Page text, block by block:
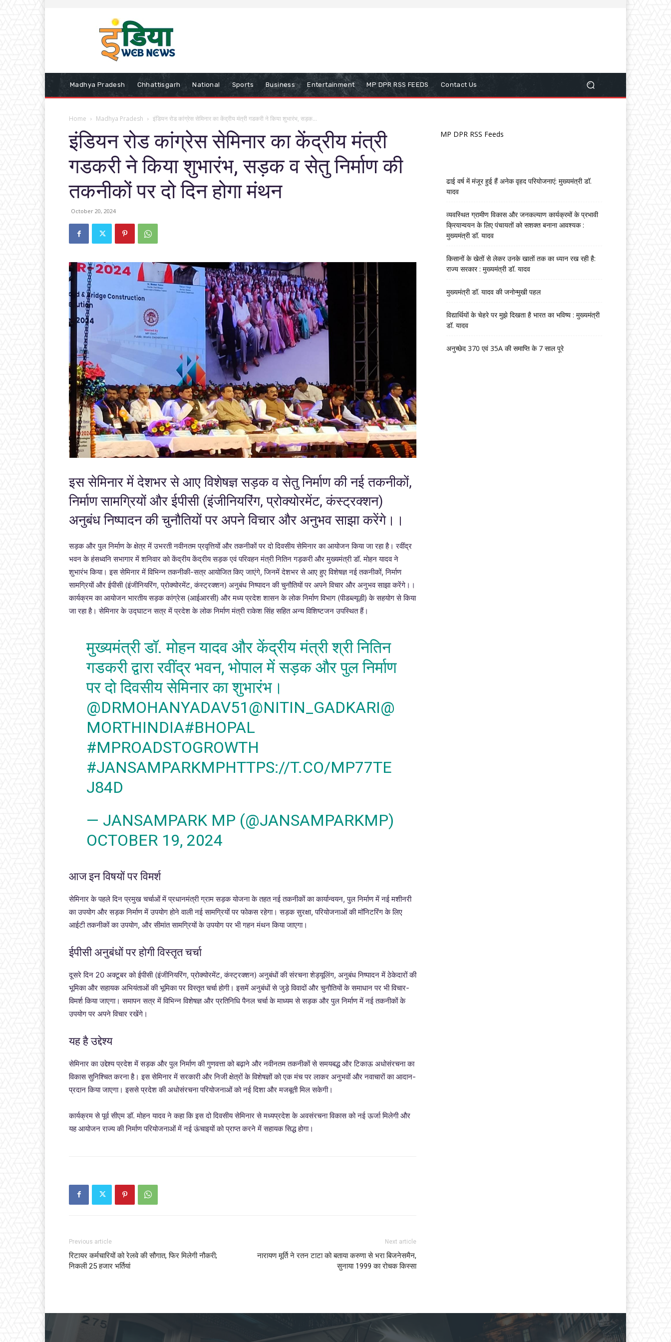
Madhya Pradesh Chhattisgarh National Sports Business Entertainment MP DPR RSS FEEDS Contact Us
Home Madhya Pradesh इंडियन रोड कांग्रेस सेमिनार का केंद्रीय मंत्री गडकरी ने किया शुभारंभ, सड़क...
इंडियन रोड कांग्रेस सेमिनार का केंद्रीय मंत्री
गडकरी ने किया शुभारंभ, सड़क व सेतु निर्माण की
तकनीकों पर दो दिन होगा मंथन
October 20, 2024
इस सेमिनार में देशभर से आए विशेषज्ञ सड़क व सेतु निर्माण की नई तकनीकों,
निर्माण सामग्रियों और ईपीसी (इंजीनियरिंग, प्रोक्योरमेंट, कंस्ट्रक्शन)
अनुबंध निष्पादन की चुनौतियों पर अपने विचार और अनुभव साझा करेंगे।।
सड़क और पुल निर्माण के क्षेत्र में उभरती नवीनतम प्रवृत्तियों और तकनीकों पर दो दिवसीय सेमिनार का आयोजन किया जा रहा है। रवींद्र
भवन के हंसध्वनि सभागार में शनिवार को केंद्रीय केंद्रीय सड़क एवं परिवहन मंत्री नितिन गड़करी और मुख्यमंत्री डॉ. मोहन यादव ने
शुभारंभ किया। इस सेमिनार में विभिन्न तकनीकी-सत्र आयोजित किए जाएंगे, जिनमें देशभर से आए हुए विशेषज्ञ नई तकनीकों, निर्माण
सामग्रियों और ईपीसी (इंजीनियरिंग, प्रोक्योरमेंट, कंस्ट्रक्शन) अनुबंध निष्पादन की चुनौतियों पर अपने विचार और अनुभव साझा करेंगे।।
कार्यक्रम का आयोजन भारतीय सड़क कांग्रेस (आईआरसी) और मध्य प्रदेश शासन के लोक निर्माण विभाग (पीडब्ल्यूडी) के सहयोग से किया
जा रहा है। सेमिनार के उद्घाटन सत्र में प्रदेश के लोक निर्माण मंत्री राकेश सिंह सहित अन्य विशिष्टजन उपस्थित हैं।
मुख्यमंत्री डॉ. मोहन यादव और केंद्रीय मंत्री श्री नितिन
गडकरी द्वारा रवींद्र भवन, भोपाल में सड़क और पुल निर्माण
पर दो दिवसीय सेमिनार का शुभारंभ।
@DRMOHANYADAV51 @NITIN_GADKARI@
MORTHINDIA#BHOPAL
#MPROADSTOGROWTH
#JANSAMPARKMPHTTPS://T.CO/MP77TE
J84D
— JANSAMPARK MP (@JANSAMPARKMP)
OCTOBER 19, 2024
आज इन विषयों पर विमर्श
सेमिनार के पहले दिन प्रमुख चर्चाओं में प्रधानमंत्री ग्राम सड़क योजना के तहत नई तकनीकों का कार्यान्वयन, पुल निर्माण में नई मशीनरी
का उपयोग और सड़क निर्माण में उपयोग होने वाली नई सामग्रियों पर फोकस रहेगा। सड़क सुरक्षा, परियोजनाओं की मॉनिटरिंग के लिए
आईटी तकनीकों का उपयोग, और सीमांत सामग्रियों के उपयोग पर भी गहन मंथन किया जाएगा।
ईपीसी अनुबंधों पर होगी विस्तृत चर्चा
दूसरे दिन 20 अक्टूबर को ईपीसी (इंजीनियरिंग, प्रोक्योरमेंट, कंस्ट्रक्शन) अनुबंधों की संरचना शेड्यूलिंग, अनुबंध निष्पादन में ठेकेदारों की
भूमिका और सहायक अभियंताओं की भूमिका पर विस्तृत चर्चा होगी। इसमें अनुबंधों से जुड़े विवादों और चुनौतियों के समाधान पर भी विचार-
विमर्श किया जाएगा। समापन सत्र में विभिन्न विशेषज्ञ और प्रतिनिधि पैनल चर्चा के माध्यम से सड़क और पुल निर्माण में नई तकनीकों के
उपयोग पर अपने विचार रखेंगे।
यह है उद्देश्य
सेमिनार का उद्देश्य प्रदेश में सड़क और पुल निर्माण की गुणवत्ता को बढ़ाने और नवीनतम तकनीकों से समयबद्ध और टिकाऊ अधोसंरचना का
विकास सुनिश्चित करना है। इस सेमिनार में सरकारी और निजी क्षेत्रों के विशेषज्ञों को एक मंच पर लाकर अनुभवों और नवाचारों का आदान-
प्रदान किया जाएगा। इससे प्रदेश की अधोसंरचना परियोजनाओं को नई दिशा और मजबूती मिल सकेगी।
कार्यक्रम से पूर्व सीएम डॉ. मोहन यादव ने कहा कि इस दो दिवसीय सेमिनार से मध्यप्रदेश के अवसंरचना विकास को नई ऊर्जा मिलेगी और
यह आयोजन राज्य की निर्माण परियोजनाओं में नई ऊंचाइयों को प्राप्त करने में सहायक सिद्ध होगा।
Previous article
रिटायर कर्मचारियों को रेलवे की सौगात, फिर मिलेगी नौकरी;
निकली 25 हजार भर्तियां
Next article
नारायण मूर्ति ने रतन टाटा को बताया करुणा से भरा बिजनेसमैन,
सुनाया 1999 का रोचक किस्सा
MP DPR RSS Feeds
ढाई वर्ष में मंजूर हुई हैं अनेक वृहद परियोजनाएं: मुख्यमंत्री डॉ.
यादव
व्यवस्थित ग्रामीण विकास और जनकल्याण कार्यक्रमों के प्रभावी
क्रियान्वयन के लिए पंचायतों को सशक्त बनाना आवश्यक :
मुख्यमंत्री डॉ. यादव
किसानों के खेतों से लेकर उनके खातों तक का ध्यान रख रही है:
राज्य सरकार : मुख्यमंत्री डॉ. यादव
मुख्यमंत्री डॉ. यादव की जनोन्मुखी पहल
विद्यार्थियों के चेहरे पर मुझे दिखता है भारत का भविष्य : मुख्यमंत्री
डॉ. यादव
अनुच्छेद 370 एवं 35A की समाप्ति के 7 साल पूरे